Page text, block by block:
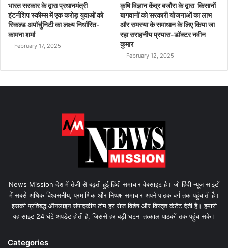
भारत सरकार के द्वारा प्रधानमंत्री
इंटर्नशिप स्कीम्स में एक करोड़ युवाओं को
स्किल्ड अपॉर्चुनिटी का लक्ष्य निर्धारित-
कामना शर्मा
February 17, 2025
कृषि विज्ञान केंद्र बजौरा के द्वारा किसानों
बागवानों को सरकारी योजनाओं का लाभ
और समस्या के समाधान के लिए किया जा
रहा सराहनीय प्रयास-डॉक्टर नवीन
कुमार
February 12, 2025
News Mission देश में तेजी से बढ़ती हुई हिंदी समाचार वेबसाइट है। जो हिंदी न्यूज साइटों
में सबसे अधिक विश्वसनीय, प्रमाणिक और निष्पक्ष समाचार अपने पाठक वर्ग तक पहुंचाती है।
इसकी प्रतिबद्ध ऑनलाइन संपादकीय टीम हर रोज विशेष और विस्तृत कंटेंट देती है। हमारी
यह साइट 24 घंटे अपडेट होती है, जिससे हर बड़ी घटना तत्काल पाठकों तक पहुंच सके।
Categories